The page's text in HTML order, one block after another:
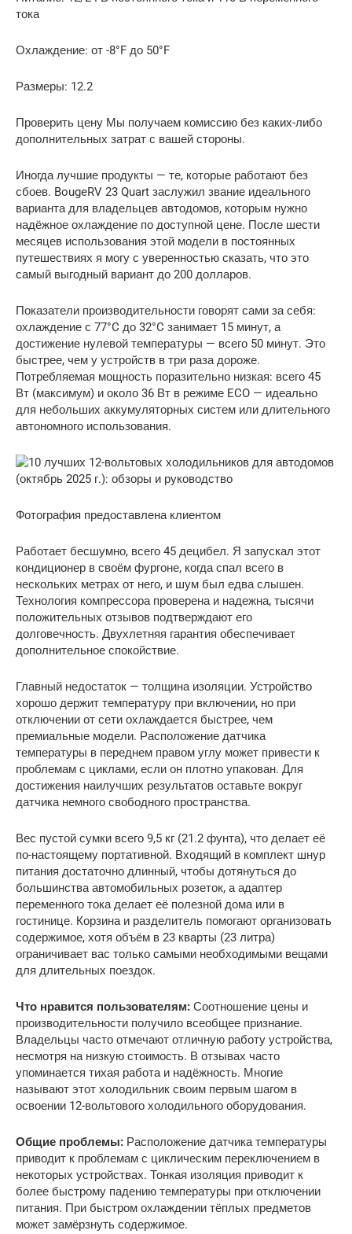
тока
Охлаждение: от -8°F до 50°F
Размеры: 12.2
Проверить цену Мы получаем комиссию без каких-либо
дополнительных затрат с вашей стороны.
Иногда лучшие продукты — те, которые работают без
сбоев. BougeRV 23 Quart заслужил звание идеального
варианта для владельцев автодомов, которым нужно
надёжное охлаждение по доступной цене. После шести
месяцев использования этой модели в постоянных
путешествиях я могу с уверенностью сказать, что это
самый выгодный вариант до 200 долларов.
Показатели производительности говорят сами за себя:
охлаждение с 77°C до 32°C занимает 15 минут, а
достижение нулевой температуры — всего 50 минут. Это
быстрее, чем у устройств в три раза дороже.
Потребляемая мощность поразительно низкая: всего 45
Вт (максимум) и около 36 Вт в режиме ECO — идеально
для небольших аккумуляторных систем или длительного
автономного использования.
Фотография предоставлена ​​клиентом
Работает бесшумно, всего 45 децибел. Я запускал этот
кондиционер в своём фургоне, когда спал всего в
нескольких метрах от него, и шум был едва слышен.
Технология компрессора проверена и надежна, тысячи
положительных отзывов подтверждают его
долговечность. Двухлетняя гарантия обеспечивает
дополнительное спокойствие.
Главный недостаток — толщина изоляции. Устройство
хорошо держит температуру при включении, но при
отключении от сети охлаждается быстрее, чем
премиальные модели. Расположение датчика
температуры в переднем правом углу может привести к
проблемам с циклами, если он плотно упакован. Для
достижения наилучших результатов оставьте вокруг
датчика немного свободного пространства.
Вес пустой сумки всего 9,5 кг (21.2 фунта), что делает её
по-настоящему портативной. Входящий в комплект шнур
питания достаточно длинный, чтобы дотянуться до
большинства автомобильных розеток, а адаптер
переменного тока делает её полезной дома или в
гостинице. Корзина и разделитель помогают организовать
содержимое, хотя объём в 23 кварты (23 литра)
ограничивает вас только самыми необходимыми вещами
для длительных поездок.
Что нравится пользователям: Соотношение цены и
производительности получило всеобщее признание.
Владельцы часто отмечают отличную работу устройства,
несмотря на низкую стоимость. В отзывах часто
упоминается тихая работа и надёжность. Многие
называют этот холодильник своим первым шагом в
освоении 12-вольтового холодильного оборудования.
Общие проблемы: Расположение датчика температуры
приводит к проблемам с циклическим переключением в
некоторых устройствах. Тонкая изоляция приводит к
более быстрому падению температуры при отключении
питания. При быстром охлаждении тёплых предметов
может замёрзнуть содержимое.